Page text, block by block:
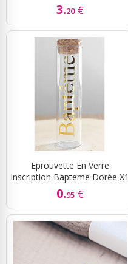
3.20 €
Eprouvette En Verre
Inscription Bapteme Dorée X1
0.95 €